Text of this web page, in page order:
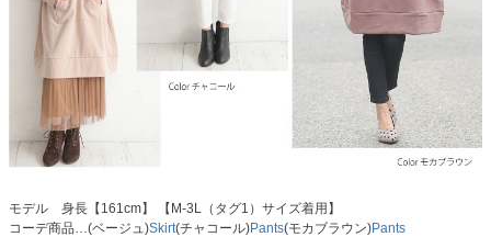
モデル 身長【161cm】 【M-3L（タグ1）サイズ着用】
コーデ商品…(ベージュ)Skirt(チャコール)Pants(モカブラウン)Pants